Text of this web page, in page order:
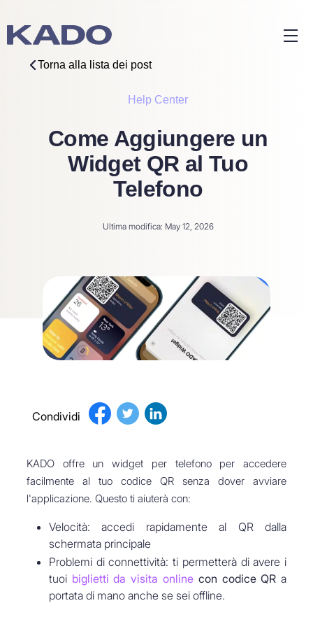
Torna alla lista dei post
Help Center
Come Aggiungere un
Widget QR al Tuo
Telefono
Ultima modifica: May 12, 2026
Condividi
KADO offre un widget per telefono per accedere
facilmente al tuo codice QR senza dover avviare
l'applicazione. Questo ti aiuterà con:
Velocità: accedi rapidamente al QR dalla
schermata principale
Problemi di connettività: ti permetterà di avere i
tuoi biglietti da visita online con codice QR a
portata di mano anche se sei offline.